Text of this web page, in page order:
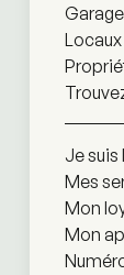
Je
Mes
Mon
Mon